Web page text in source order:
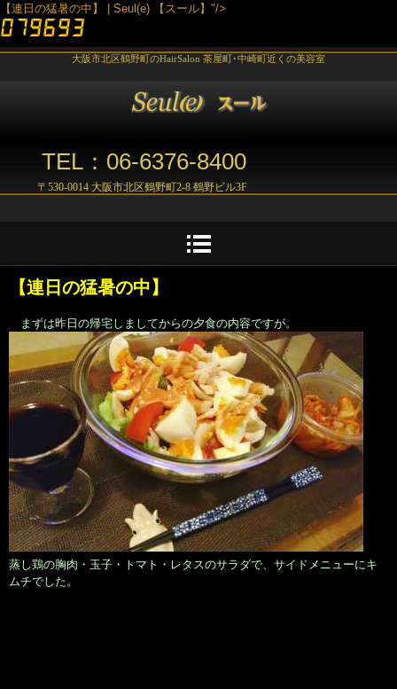
【連日の猛暑の中】 | Seul(e) 【スール】"/>
大阪市北区鶴野町のHairSalon 茶屋町･中崎町近くの美容室
TEL：06-6376-8400
〒530-0014 大阪市北区鶴野町2-8 鶴野ビル3F
【連日の猛暑の中】
まずは昨日の帰宅しましてからの夕食の内容ですが。
蒸し鶏の胸肉・玉子・トマト・レタスのサラダで、サイドメニューにキ
ムチでした。